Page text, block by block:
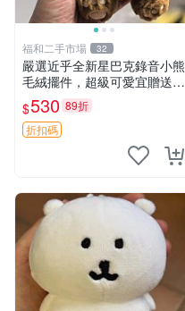
福和二手市場 32
嚴選近乎全新星巴克錄音小熊
毛絨擺件，超級可愛宜贈送掛
飾 錄音小熊 毛絨擺件 贈品
$530 89折
折扣碼